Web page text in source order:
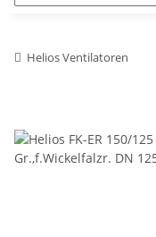
Helios Ventilatoren